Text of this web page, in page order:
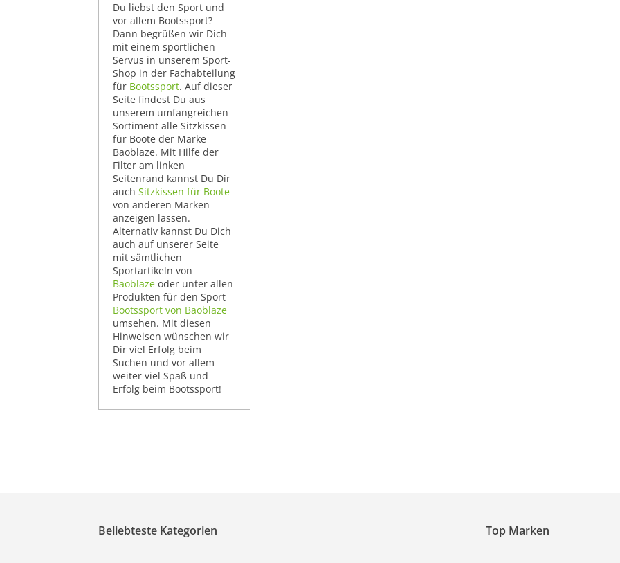
Du liebst den Sport und
vor allem Bootssport?
Dann begrüßen wir Dich
mit einem sportlichen
Servus in unserem Sport-
Shop in der Fachabteilung
für Bootssport. Auf dieser
Seite findest Du aus
unserem umfangreichen
Sortiment alle Sitzkissen
für Boote der Marke
Baoblaze. Mit Hilfe der
Filter am linken
Seitenrand kannst Du Dir
auch Sitzkissen für Boote
von anderen Marken
anzeigen lassen.
Alternativ kannst Du Dich
auch auf unserer Seite
mit sämtlichen
Sportartikeln von
Baoblaze oder unter allen
Produkten für den Sport
Bootssport von Baoblaze
umsehen. Mit diesen
Hinweisen wünschen wir
Dir viel Erfolg beim
Suchen und vor allem
weiter viel Spaß und
Erfolg beim Bootssport!
Beliebteste Kategorien Top Marken